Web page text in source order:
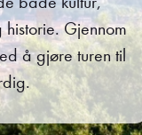
Gjennom
å gjøre turen til